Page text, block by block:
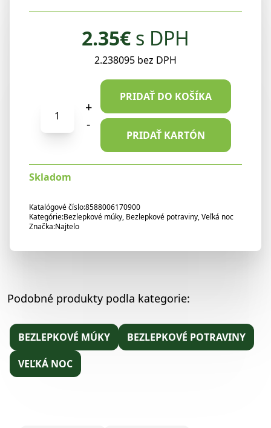
2.35€ s DPH
2.238095 bez DPH
Najtelo
amarantová
500g
+
-
PRIDAŤ DO KOŠÍKA
PRIDAŤ KARTÓN
Skladom
Katalógové číslo:8588006170900
Kategórie:Bezlepkové múky, Bezlepkové potraviny,Veľká noc
Značka:Najtelo
Podobné produkty podla kategorie:
BEZLEPKOVÉ MÚKY
BEZLEPKOVÉ POTRAVINY
VEĽKÁ NOC